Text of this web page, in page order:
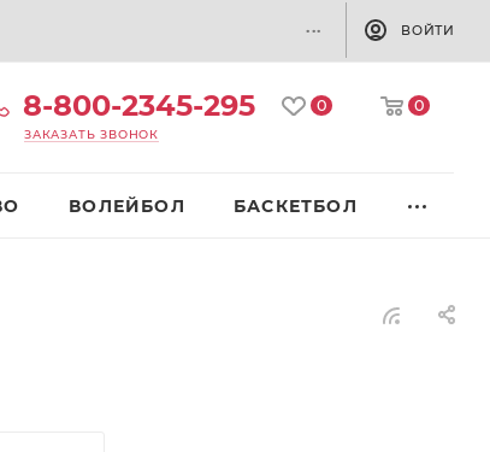
... ВОЙТИ
8-800-2345-295
ЗАКАЗАТЬ ЗВОНОК
0 0
ВОЛЕЙБОЛ БАСКЕТБОЛ